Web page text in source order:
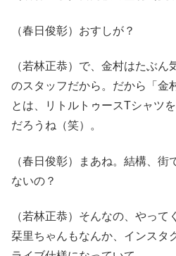
（春日俊彰）おすしが？
（若林正恭）で、金村はたぶ
のスタッフだから。だから「金
とは、リトルトゥースTシャツ
だろうね（笑）。
（春日俊彰）まあね。結構、街
ないの？
（若林正恭）そんなの、やっ
栞里ちゃんもなんか、インスタ